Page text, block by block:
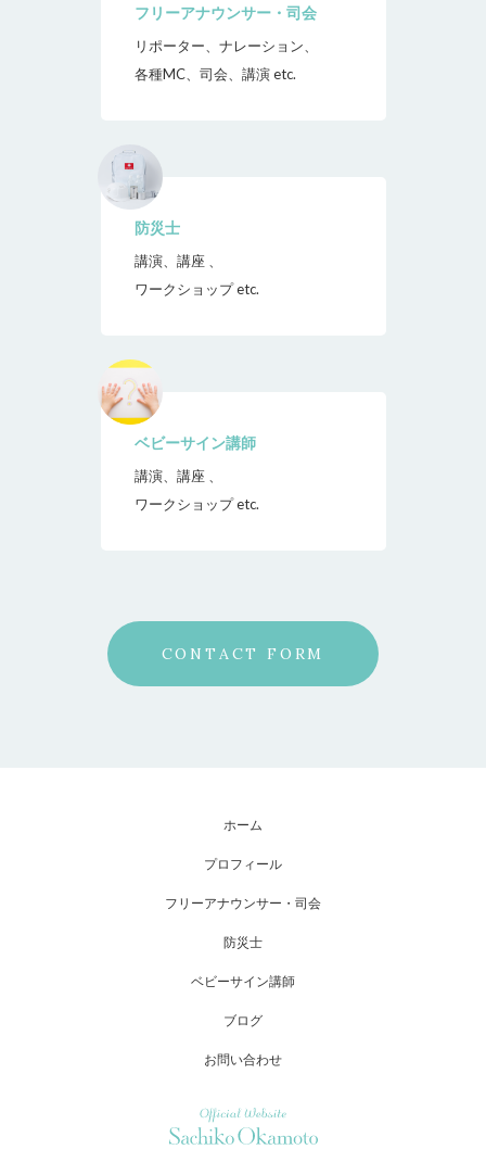
フリーアナウンサー・司会
リポーター、ナレーション、
各種MC、司会、講演 etc.
防災士
講演、講座 、
ワークショップ etc.
ベビーサイン講師
講演、講座 、
ワークショップ etc.
CONTACT FORM
ホーム
プロフィール
フリーアナウンサー・司会
防災士
ベビーサイン講師
ブログ
お問い合わせ